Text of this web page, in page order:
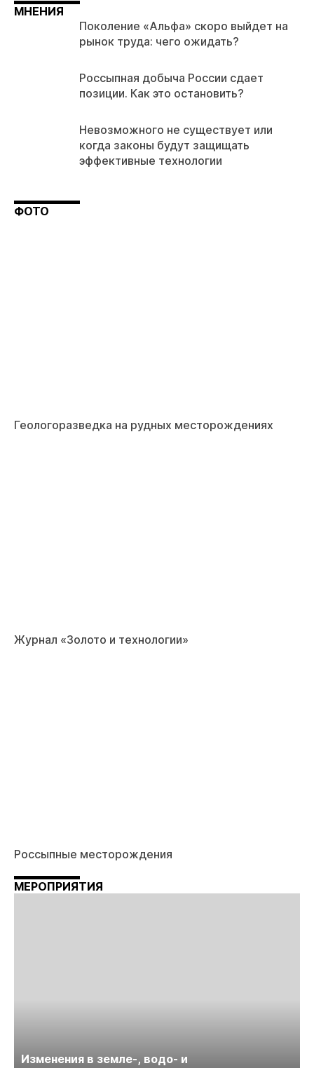
МНЕНИЯ
Поколение «Альфа» скоро выйдет на
рынок труда: чего ожидать?
Россыпная добыча России сдает
позиции. Как это остановить?
Невозможного не существует или
когда законы будут защищать
эффективные технологии
ФОТО
Геологоразведка на рудных месторождениях
Журнал «Золото и технологии»
Россыпные месторождения
МЕРОПРИЯТИЯ
Изменения в земле-, водо- и